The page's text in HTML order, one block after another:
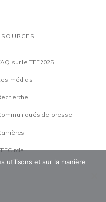
sur le TEF2025
médias
de presse
utilisons et sur la manière